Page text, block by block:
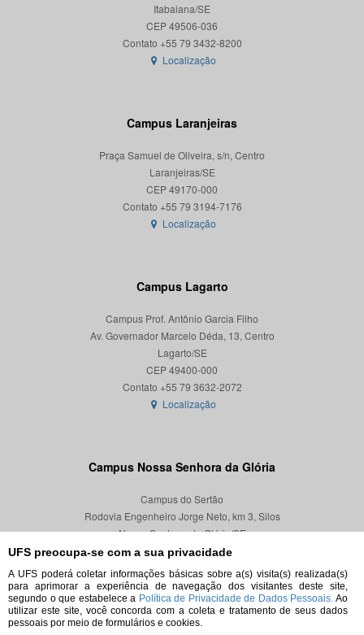
UFS preocupa-se com a sua privacidade
A UFS poderá coletar informações básicas sobre a(s) visita(s) realizada(s)
para aprimorar a experiência de navegação dos visitantes deste site,
segundo o que estabelece a Política de Privacidade de Dados Pessoais. Ao
utilizar este site, você concorda com a coleta e tratamento de seus dados
pessoais por meio de formulários e cookies.
Itabaiana/SE
CEP 49506-036
Localização
Campus Laranjeiras
Praça Samuel de Oliveira, s/n, Centro
Laranjeiras/SE
CEP 49170-000
Localização
Campus Lagarto
Campus Prof. Antônio Garcia Filho
Av. Governador Marcelo Déda, 13, Centro
Lagarto/SE
CEP 49400-000
Localização
Campus Nossa Senhora da Glória
Campus do Sertão
Rodovia Engenheiro Jorge Neto, km 3, Silos
Nossa Senhora da Glória/SE
CEP 49680-000
Localização